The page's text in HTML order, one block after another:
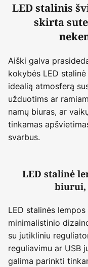
LED stalinis
skirta
Aiški galva
kokybės LED
idealią atmosferą
užduotims ar
namų biuras, ar
tinkamas
svarbus.
LED stalinė
LED stalinės
minimalistinio
su jutikliniu
reguliavimu ar USB
galima parinkti